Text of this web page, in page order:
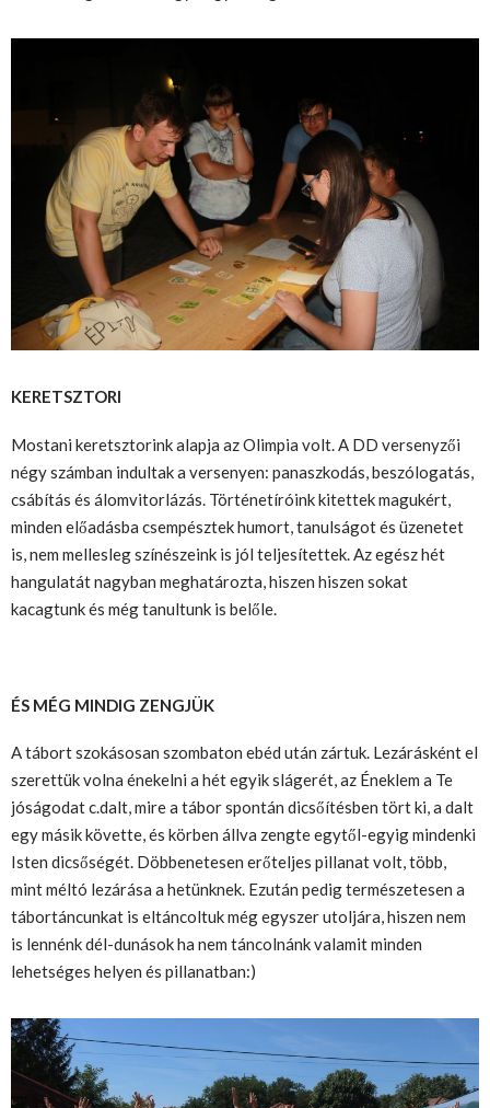
KERETSZTORI
Mostani keretsztorink alapja az Olimpia volt. A DD versenyzői
négy számban indultak a versenyen: panaszkodás, beszólogatás,
csábítás és álomvitorlázás. Történetíróink kitettek magukért,
minden előadásba csempésztek humort, tanulságot és üzenetet
is, nem mellesleg színészeink is jól teljesítettek. Az egész hét
hangulatát nagyban meghatározta, hiszen hiszen sokat
kacagtunk és még tanultunk is belőle.
ÉS MÉG MINDIG ZENGJÜK
A tábort szokásosan szombaton ebéd után zártuk. Lezárásként el
szerettük volna énekelni a hét egyik slágerét, az Éneklem a Te
jóságodat c.dalt, mire a tábor spontán dicsőítésben tört ki, a dalt
egy másik követte, és körben állva zengte egytől-egyig mindenki
Isten dicsőségét. Döbbenetesen erőteljes pillanat volt, több,
mint méltó lezárása a hetünknek. Ezután pedig természetesen a
tábortáncunkat is eltáncoltuk még egyszer utoljára, hiszen nem
is lennénk dél-dunások ha nem táncolnánk valamit minden
lehetséges helyen és pillanatban:)